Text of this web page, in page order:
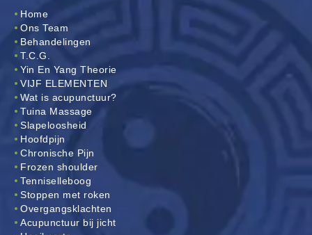
Home
Ons Team
Behandelingen
T.C.G.
Yin En Yang Theorie
VIJF ELEMENTEN
Wat is acupunctuur?
Tuina Massage
Slapeloosheid
Hoofdpijn
Chronische Pijn
Frozen shoulder
Tenniselleboog
Stoppen met roken
Overgangsklachten
Acupunctuur bij jicht